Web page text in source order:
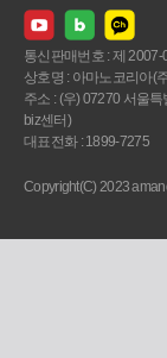
통신판매번호 : 제 2007-
상호명 : 아마노코리아(
주소 : (우) 07270 서울
biz센터)
대표전화 : 1899-7275
Copyright(C) 2023